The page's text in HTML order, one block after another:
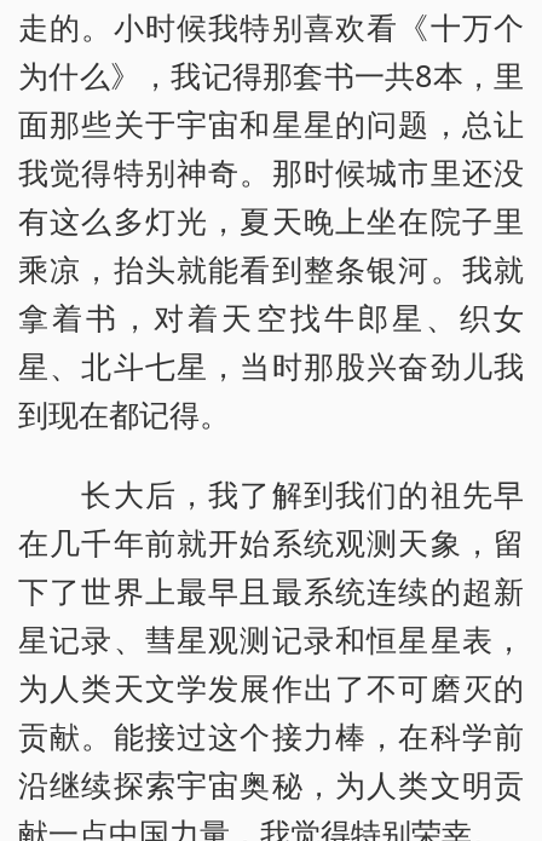
走的。小时候我特别喜欢看《十万个
为什么》，我记得那套书一共8本，里
面那些关于宇宙和星星的问题，总让
我觉得特别神奇。那时候城市里还没
有这么多灯光，夏天晚上坐在院子里
乘凉，抬头就能看到整条银河。我就
拿着书，对着天空找牛郎星、织女
星、北斗七星，当时那股兴奋劲儿我
到现在都记得。
长大后，我了解到我们的祖先早
在几千年前就开始系统观测天象，留
下了世界上最早且最系统连续的超新
星记录、彗星观测记录和恒星星表，
为人类天文学发展作出了不可磨灭的
贡献。能接过这个接力棒，在科学前
沿继续探索宇宙奥秘，为人类文明贡
献一点中国力量，我觉得特别荣幸。